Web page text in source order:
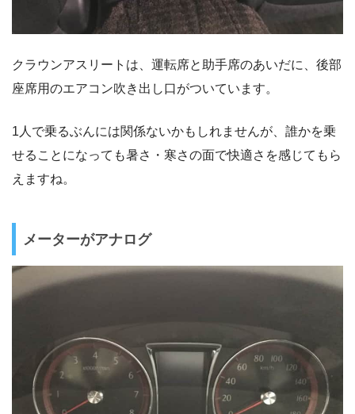
クラウンアスリートは、運転席と助手席のあいだに、後部
座席用のエアコン吹き出し口がついています。
1人で乗るぶんには関係ないかもしれませんが、誰かを乗
せることになっても暑さ・寒さの面で快適さを感じてもら
えますね。
メーターがアナログ